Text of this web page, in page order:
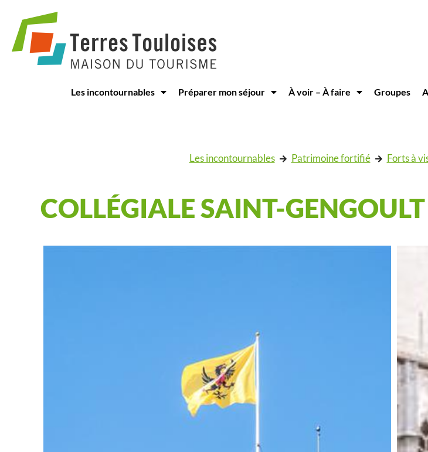
Les incontournables Préparer mon séjour À voir – À faire Groupes
Les incontournables Patrimoine fortifié Forts à
COLLÉGIALE SAINT-